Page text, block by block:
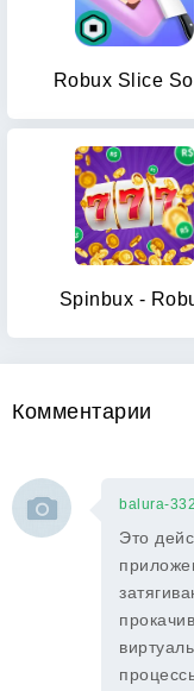
Robux Slice
Spinbux -
Комментарии
balura-
Это